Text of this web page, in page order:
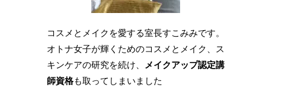
オトナ女子が輝くためのコスメとメイク、ス
キンケアの研究を続け、 メイクアップ認定講
師資格 も取ってしまいました